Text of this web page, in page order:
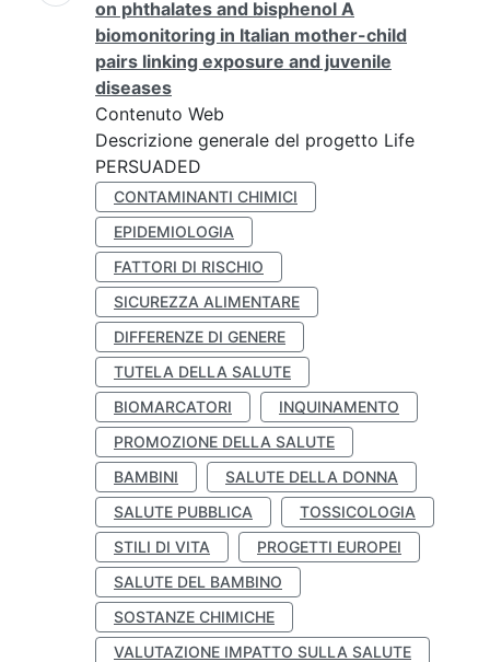
on phthalates and bisphenol A
biomonitoring in Italian mother-child
pairs linking exposure and juvenile
diseases
Contenuto Web
Descrizione generale del progetto Life
PERSUADED
CONTAMINANTI CHIMICI
EPIDEMIOLOGIA
FATTORI DI RISCHIO
SICUREZZA ALIMENTARE
DIFFERENZE DI GENERE
TUTELA DELLA SALUTE
BIOMARCATORI
INQUINAMENTO
PROMOZIONE DELLA SALUTE
BAMBINI
SALUTE DELLA DONNA
SALUTE PUBBLICA
TOSSICOLOGIA
STILI DI VITA
PROGETTI EUROPEI
SALUTE DEL BAMBINO
SOSTANZE CHIMICHE
VALUTAZIONE IMPATTO SULLA SALUTE